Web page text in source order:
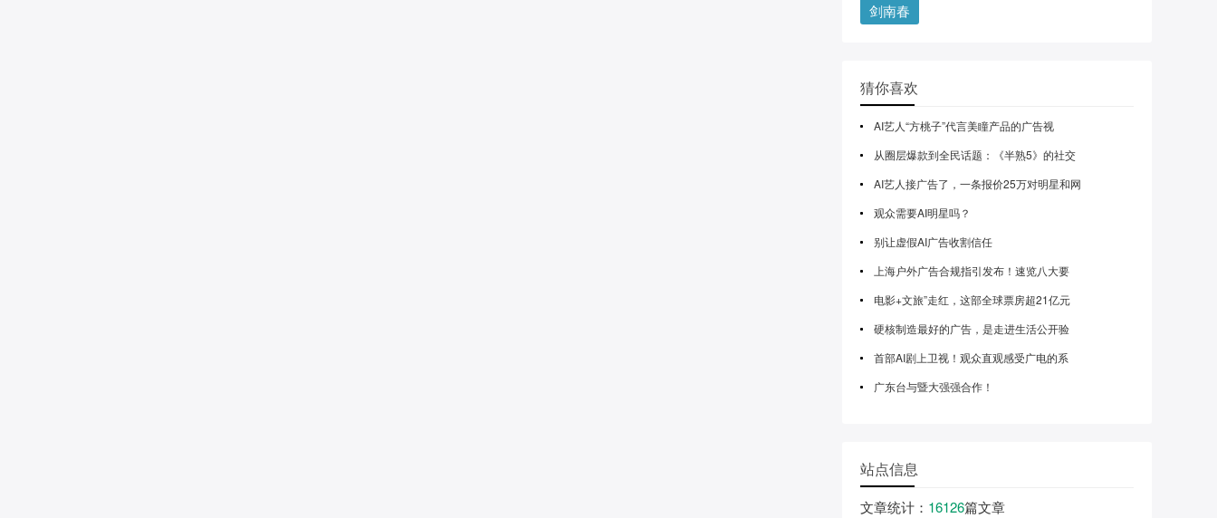
剑南春
猜你喜欢
AI艺人“方桃子”代言美瞳产品的广告视
从圈层爆款到全民话题：《半熟5》的社交
AI艺人接广告了，一条报价25万对明星和网
观众需要AI明星吗？
别让虚假AI广告收割信任
上海户外广告合规指引发布！速览八大要
电影+文旅”走红，这部全球票房超21亿元
硬核制造最好的广告，是走进生活公开验
首部AI剧上卫视！观众直观感受广电的系
广东台与暨大强强合作！
站点信息
文章统计 ： 16126篇文章